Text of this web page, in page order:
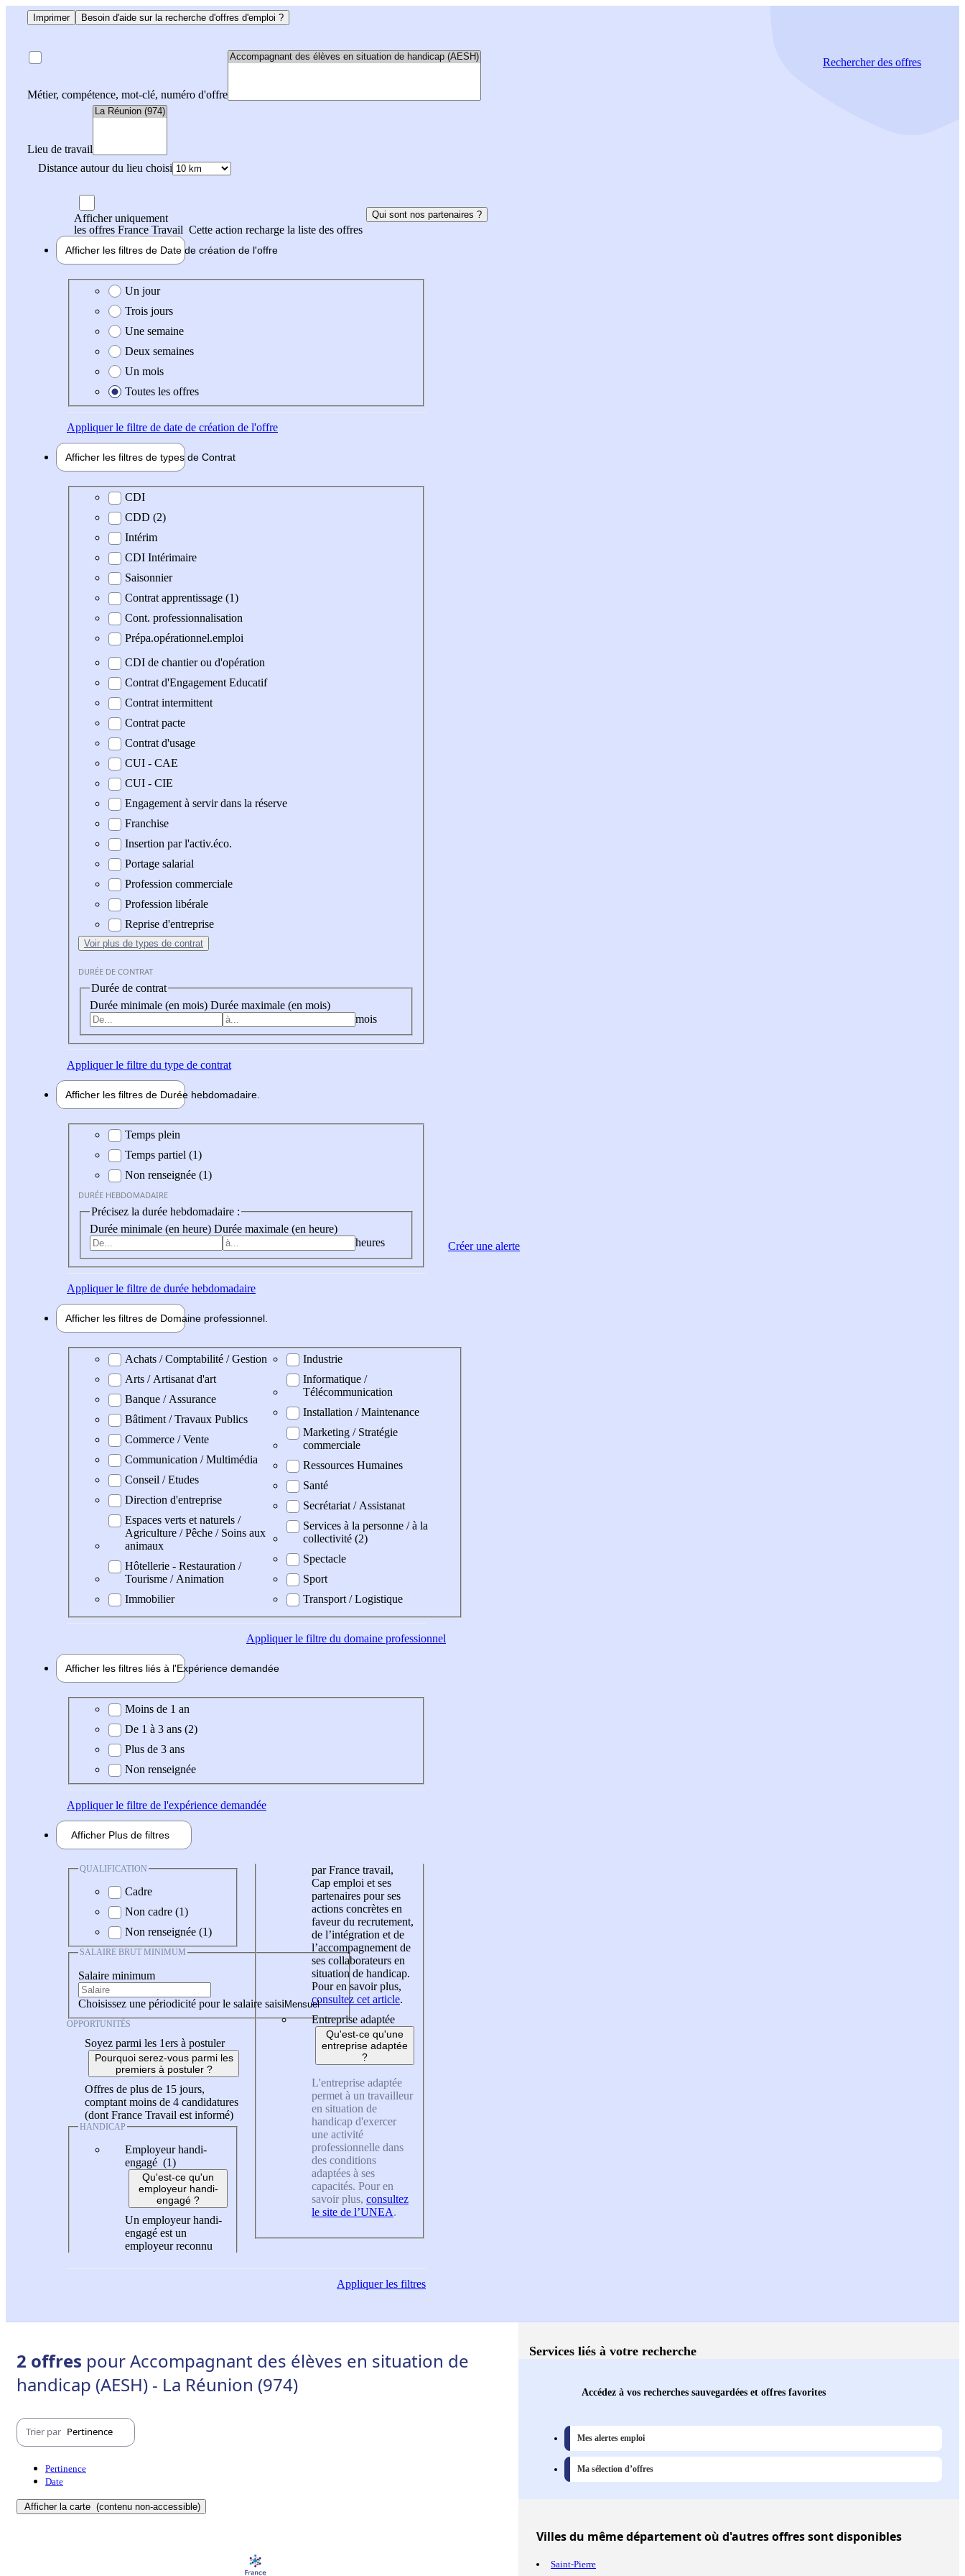
Imprimer Besoin d'aide sur la recherche d'offres d'emploi ?
Métier, compétence, mot-clé, numéro d'offre
Lieu de travail
Distance autour du lieu choisi
Rechercherdes offres
Afficher uniquement
les offres France Travail Cette action recharge la liste des offres
Qui sont nos partenaires ?
Afficher les filtres de Date de création de l'offre
Date de création de l'offre
Un jour
Trois jours
Une semaine
Deux semaines
Un mois
Toutes les offres
Appliquerle filtre de date de création de l'offre
Afficher les filtres de types de Contrat
Type de contrat
CDI
CDD (2)
Intérim
CDI Intérimaire
Saisonnier
Contrat apprentissage (1)
Cont. professionnalisation
Prépa.opérationnel.emploi
CDI de chantier ou d'opération
Contrat d'Engagement Educatif
Contrat intermittent
Contrat pacte
Contrat d'usage
CUI - CAE
CUI - CIE
Engagement à servir dans la réserve
Franchise
Insertion par l'activ.éco.
Portage salarial
Profession commerciale
Profession libérale
Reprise d'entreprise
Voir plus de types de contrat
DURÉE DE CONTRAT
Durée de contrat
Durée minimale (en mois) Durée maximale (en mois)
mois
Appliquerle filtre du type de contrat
Afficher les filtres de Durée hebdomadaire
Durée hebdomadaire
Temps plein
Temps partiel (1)
Non renseignée (1)
DURÉE HEBDOMADAIRE
Précisez la durée hebdomadaire :
Durée minimale (en heure) Durée maximale (en heure)
heures
Appliquerle filtre de durée hebdomadaire
Afficher les filtres de Domaine professionnel
Domaine professionel
Achats / Comptabilité / Gestion
Arts / Artisanat d'art
Banque / Assurance
Bâtiment / Travaux Publics
Commerce / Vente
Communication / Multimédia
Conseil / Etudes
Direction d'entreprise
Espaces verts et naturels /
Agriculture / Pêche / Soins aux
animaux
Hôtellerie - Restauration /
Tourisme / Animation
Immobilier
Industrie
Informatique /
Télécommunication
Installation / Maintenance
Marketing / Stratégie
commerciale
Ressources Humaines
Santé
Secrétariat / Assistanat
Services à la personne / à la
collectivité (2)
Spectacle
Sport
Transport / Logistique
Appliquerle filtre du domaine professionnel
Afficher les filtres liés à l'Expérience demandée
Expérience demandée
Moins de 1 an
De 1 à 3 ans (2)
Plus de 3 ans
Non renseignée
Appliquerle filtre de l'expérience demandée
Afficher Plus de filtres
QUALIFICATION
Cadre
Non cadre (1)
Non renseignée (1)
SALAIRE BRUT MINIMUM
Salaire minimum
Choisissez une périodicité pour le salaire saisi
OPPORTUNITÉS
Soyez parmi les 1ers à postuler
Pourquoi serez-vous parmi les
premiers à postuler ?
Offres de plus de 15 jours,
comptant moins de 4 candidatures
(dont France Travail est informé)
HANDICAP
Employeur handi-
engagé (1)
Qu'est-ce qu'un
employeur handi-
engagé ?
Un employeur handi-
engagé est un
employeur reconnu
par France travail,
Cap emploi et ses
partenaires pour ses
actions concrètes en
faveur du recrutement,
de l’intégration et de
l’accompagnement de
ses collaborateurs en
situation de handicap.
Pour en savoir plus,
consultez cet article.
Entreprise adaptée
Qu'est-ce qu'une
entreprise adaptée
?
L'entreprise adaptée
permet à un travailleur
en situation de
handicap d'exercer
une activité
professionnelle dans
des conditions
adaptées à ses
capacités. Pour en
savoir plus, consultez
le site de l’UNEA.
Appliquerles filtres
Créer une alerte
2 offres pour Accompagnant des élèves en situation de
handicap (AESH) - La Réunion (974)
Trier par Pertinence
Pertinence
Date
Afficher la carte (contenu non-accessible)
Services liés à votre recherche
Accédez à vos recherches sauvegardées et offres favorites
Mes alertes emploi
Ma sélection d’offres
Villesdu même département où d'autres offres sont disponibles
Saint-Pierre